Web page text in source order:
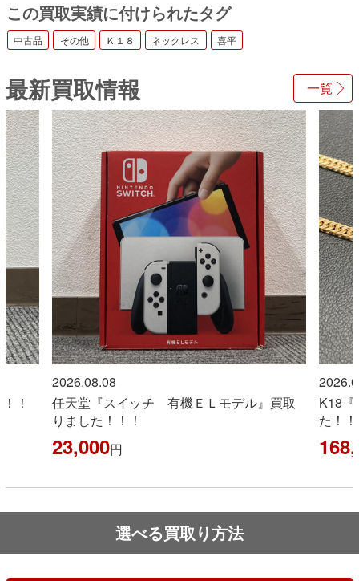
この買取実績に付けられたタグ
中古品 その他 Ｋ１８ ネックレス 喜平
一覧
最新買取情報
！
2026.08.08
任天堂『スイッチ 有機ＥＬモデル』買取
りました！！！
23,000円
K18
た！
選べる買取り方法